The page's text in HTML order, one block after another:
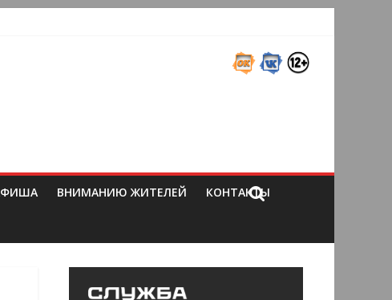
ВНИМАНИЮ ЖИТЕЛЕЙ КОНТАКТЫ